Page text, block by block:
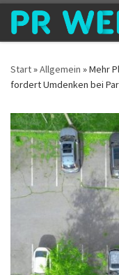
Zum Inhalt springen
Start»Allgemein »Mehr
fordert Umdenken bei